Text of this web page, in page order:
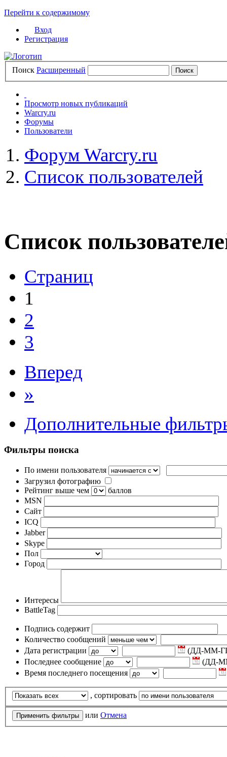
Перейти к содержимому
Вход
Регистрация
Поиск Расширенный
Просмотр новых публикаций
Warcry.ru
Форумы
Пользователи
Форум Warcry.ru
Список пользователей
Список
Страниц
1
2
3
Вперед
»
Дополнительные
Фильтры поиска
По имени пользователя
Загрузил фотографию
Рейтинг выше чем
баллов
MSN
Сайт
ICQ
Jabber
Skype
Пол
Город
Интересы
BattleTag
Подпись содержит
Количество сообщений
Дата регистрации
(ДД-ММ-
Последнее сообщение
(ДД-
Время последнего посещения
, сортировать
или Отмена